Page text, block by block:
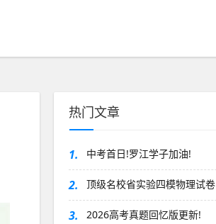
热门文章
1. 中考首日!罗江学子加油!
2. 顶级名校省实验四模物理试卷
3. 2026高考真题回忆版更新!